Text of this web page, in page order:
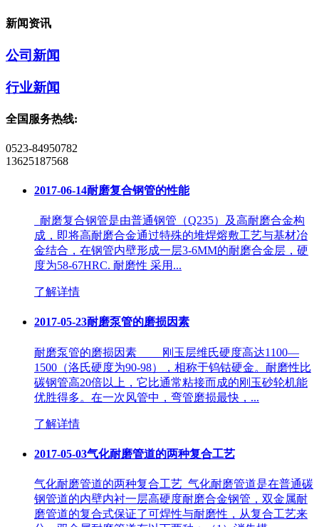
新闻资讯
公司新闻
行业新闻
全国服务热线:
0523-84950782
13625187568
2017-06-14耐磨复合钢管的性能
耐磨复合钢管是由普通钢管（Q235）及高耐磨合金构
成，即将高耐磨合金通过特殊的堆焊熔敷工艺与基材冶
金结合，在钢管内壁形成一层3-6MM的耐磨合金层，硬
度为58-67HRC. 耐磨性 采用...
了解详情
2017-05-23耐磨泵管的磨损因素
耐磨泵管的磨损因素 刚玉层维氏硬度高达1100—
1500（洛氏硬度为90-98），相称于钨钴硬金。耐磨性比
碳钢管高20倍以上，它比通常粘接而成的刚玉砂轮机能
优胜得多。在一次风管中，弯管磨损最快，...
了解详情
2017-05-03气化耐磨管道的两种复合工艺
气化耐磨管道的两种复合工艺 气化耐磨管道是在普通碳
钢管道的内壁内衬一层高硬度耐磨合金钢管，双金属耐
磨管道的复合式保证了可焊性与耐磨性，从复合工艺来